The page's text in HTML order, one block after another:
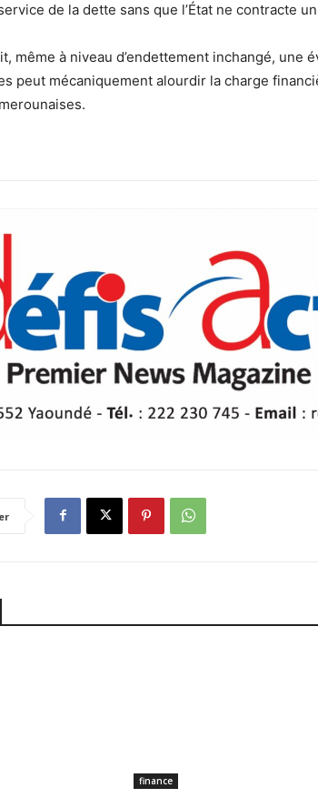
de la dette sans que l’État ne contracte
même à niveau d’endettement inchangé, une
peut mécaniquement alourdir la charge
finance